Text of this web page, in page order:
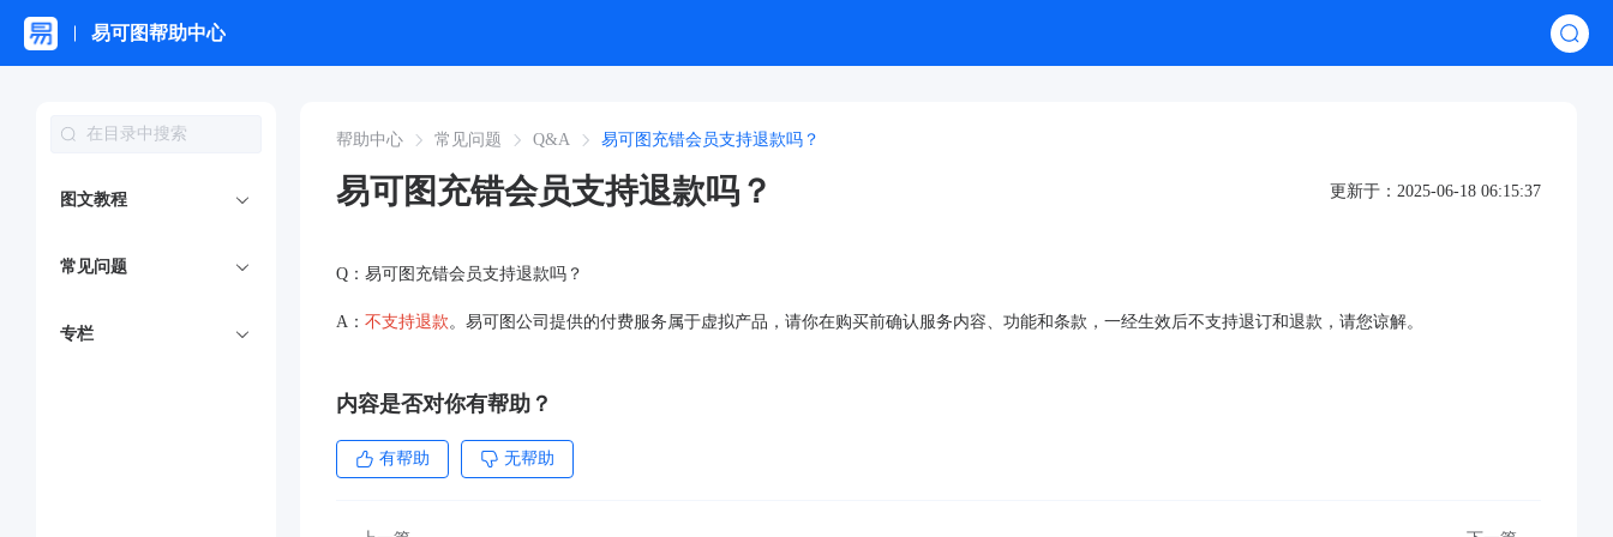
易可图帮助中心
图文教程
常见问题
专栏
帮助中心 常见问题 Q&A 易可图充错会员支持退款吗？
易可图充错会员支持退款吗？ 更新于：2025-06-18 06:15:37
Q：易可图充错会员支持退款吗？
A： 不支持退款。 易可图公司提供的付费服务属于虚拟产品，请你在购买前确认服务内容、功能和条款，一经生效后不支持退订和退款，请您谅解。
内容是否对你有帮助？
有帮助 无帮助